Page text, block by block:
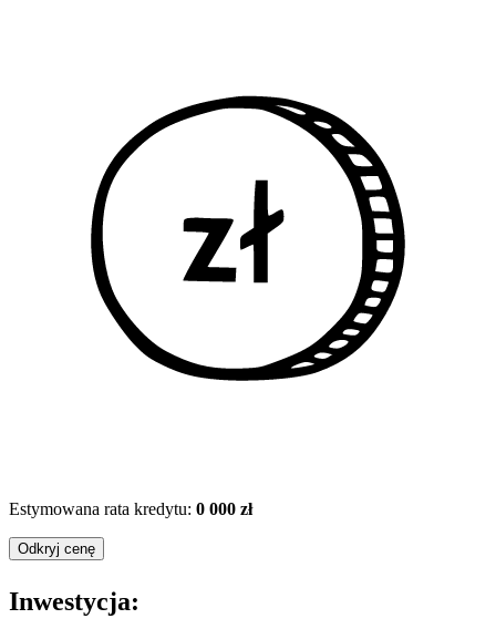
Estymowana rata kredytu: 0 000 zł
Odkryj cenę
Inwestycja: